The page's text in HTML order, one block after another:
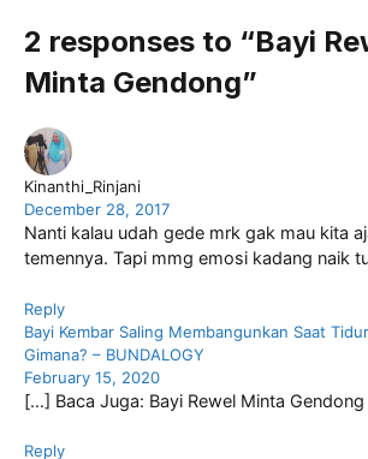
o
o
k
p
p
2 responses to “Bayi
Minta Gendong”
Kinanthi_Rinjani
December 28, 2017
Nanti kalau udah gede mrk gak mau kita
temennya. Tapi mmg emosi kadang naik
Reply
Bayi Kembar Saling Membangunkan Saat
Gimana? – BUNDALOGY
February 15, 2020
[…] Baca Juga: Bayi Rewel Minta
Reply